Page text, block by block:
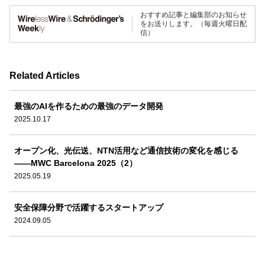
おすすめ記事と編集部のお知らせ
をお送りします。（毎週火曜日配
信）
Related Articles
最強のAIを作るための最強のデータ開発
2025.10.17
オープン化、光伝送、NTN活用など通信技術の変化を感じる
――MWC Barcelona 2025（2）
2025.05.19
安全保障分野で活躍するスタートアップ
2024.09.05